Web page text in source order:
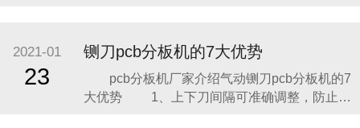
重厂家品牌的知名度和产品本身的质量，同样
在挑选分板机生产商时也是从这两方面进行
的。 第一，铣刀分板机生产商的知名度。
品牌的知名度
2021-01
23
铡刀pcb分板机的7大优势
pcb分板机厂家介绍气动铡刀pcb分板机的7
大优势 1、上下刀间隔可准确调整，防止了